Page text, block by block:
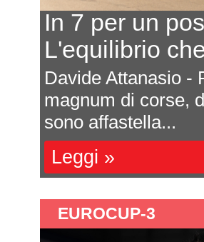
In 7 per un
L'equilibrio
Davide Attanasio -
magnum di corse,
sono affastella...
Leggi »
EUROCUP-3